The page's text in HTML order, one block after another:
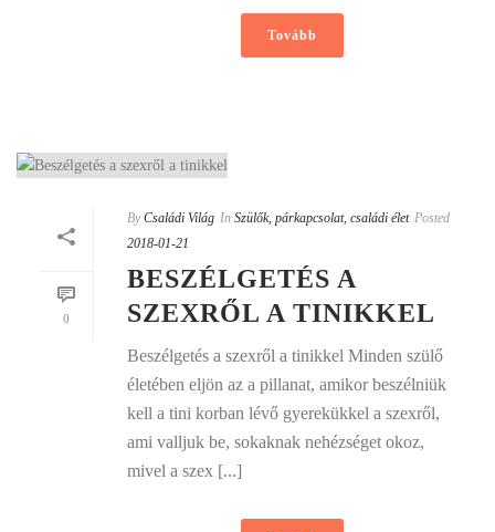
Tovább
0
By Családi Világ In Szülők, párkapcsolat, családi élet Posted
2018-01-21
BESZÉLGETÉS A
SZEXRŐL A TINIKKEL
Beszélgetés a szexről a tinikkel Minden szülő
életében eljön az a pillanat, amikor beszélniük
kell a tini korban lévő gyerekükkel a szexről,
ami valljuk be, sokaknak nehézséget okoz,
mivel a szex [...]